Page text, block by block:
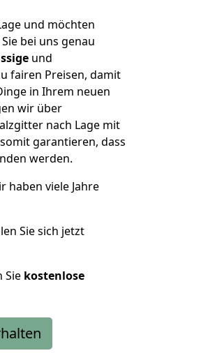
und möchten
bei uns genau
und
fairen Preisen, damit
in Ihrem neuen
wir über
nach Lage mit
garantieren, dass
werden.
haben viele Jahre
Sie sich jetzt
Sie kostenlose